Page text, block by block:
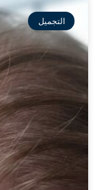
التجميل